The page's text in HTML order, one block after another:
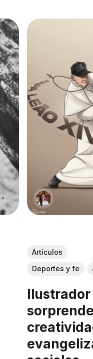
Artículos
Deportes y fe